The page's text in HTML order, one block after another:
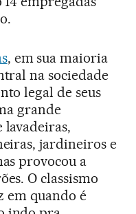
, em sua maioria
na sociedade
legal de seus
grande
lavadeiras,
jardineiros e
provocou a
O classismo
em quando é